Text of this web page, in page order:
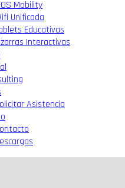
Mobility
Unificada
Educativas
Interactivas
Asistencia